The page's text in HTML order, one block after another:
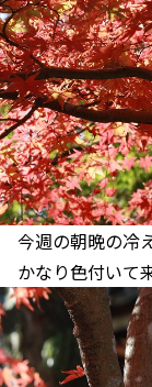
今週の朝晩の冷
かなり色付いて